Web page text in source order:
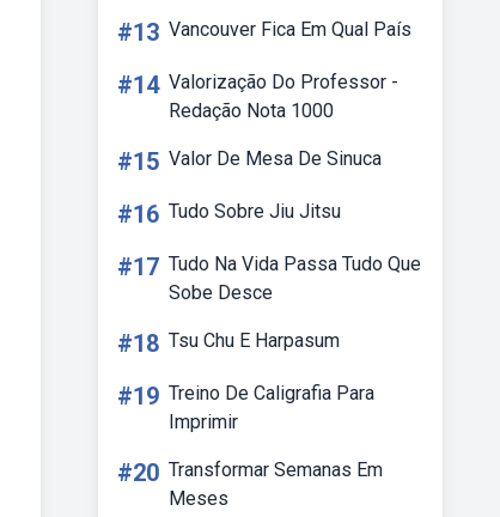
#13 Vancouver Fica Em Qual País
#14 Valorização Do Professor -
Redação Nota 1000
#15 Valor De Mesa De Sinuca
#16 Tudo Sobre Jiu Jitsu
#17 Tudo Na Vida Passa Tudo Que
Sobe Desce
#18 Tsu Chu E Harpasum
#19 Treino De Caligrafia Para
Imprimir
#20 Transformar Semanas Em
Meses